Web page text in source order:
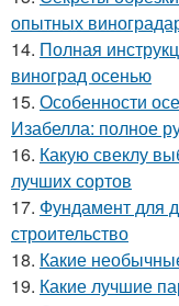
опытных
14. Полная
виноград осенью
15. Особенности
Изабелла: полное
16. Какую свеклу
лучших сортов
17. Фундамент для
строительство
18. Какие
19. Какие лучшие